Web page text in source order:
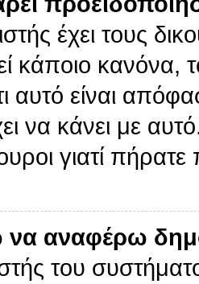
έχει τους
κάποιο κανόνα,
αυτό είναι
να κάνει με
γιατί
αναφέρω
του